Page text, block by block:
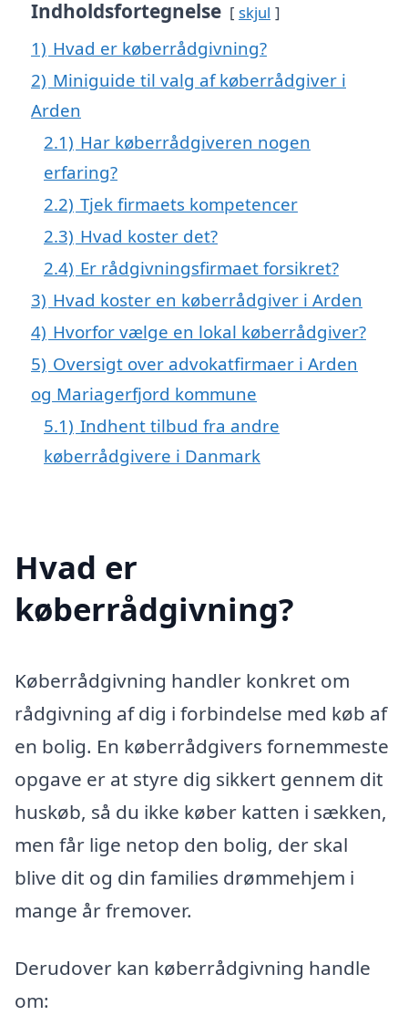
Indholdsfortegnelse skjul
1) Hvad er køberrådgivning?
2) Miniguide til valg af køberrådgiver i
Arden
2.1) Har køberrådgiveren nogen
erfaring?
2.2) Tjek firmaets kompetencer
2.3) Hvad koster det?
2.4) Er rådgivningsfirmaet forsikret?
3) Hvad koster en køberrådgiver i Arden
4) Hvorfor vælge en lokal køberrådgiver?
5) Oversigt over advokatfirmaer i Arden
og Mariagerfjord kommune
5.1) Indhent tilbud fra andre
køberrådgivere i Danmark
Hvad er
køberrådgivning?
Køberrådgivning handler konkret om
rådgivning af dig i forbindelse med køb af
en bolig. En køberrådgivers fornemmeste
opgave er at styre dig sikkert gennem dit
huskøb, så du ikke køber katten i sækken,
men får lige netop den bolig, der skal
blive dit og din families drømmehjem i
mange år fremover.
Derudover kan køberrådgivning handle
om: